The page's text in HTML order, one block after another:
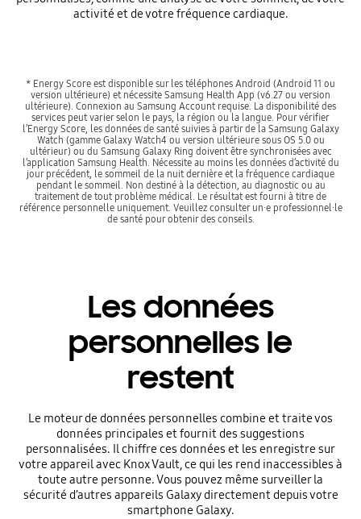
activité et de votre fréquence cardiaque.
* Energy Score est disponible sur les téléphones Android (Android 11 ou
version ultérieure) et nécessite Samsung Health App (v6.27 ou version
ultérieure). Connexion au Samsung Account requise. La disponibilité des
services peut varier selon le pays, la région ou la langue. Pour vérifier
l’Energy Score, les données de santé suivies à partir de la Samsung Galaxy
Watch (gamme Galaxy Watch4 ou version ultérieure sous OS 5.0 ou
ultérieur) ou du Samsung Galaxy Ring doivent être synchronisées avec
l’application Samsung Health. Nécessite au moins les données d’activité du
jour précédent, le sommeil de la nuit dernière et la fréquence cardiaque
pendant le sommeil. Non destiné à la détection, au diagnostic ou au
traitement de tout problème médical. Le résultat est fourni à titre de
référence personnelle uniquement. Veuillez consulter un·e professionnel·le
de santé pour obtenir des conseils.
Les données
personnelles le
restent
Le moteur de données personnelles combine et traite vos
données principales et fournit des suggestions
personnalisées. Il chiffre ces données et les enregistre sur
votre appareil avec Knox Vault, ce qui les rend inaccessibles à
toute autre personne. Vous pouvez même surveiller la
sécurité d’autres appareils Galaxy directement depuis votre
smartphone Galaxy.